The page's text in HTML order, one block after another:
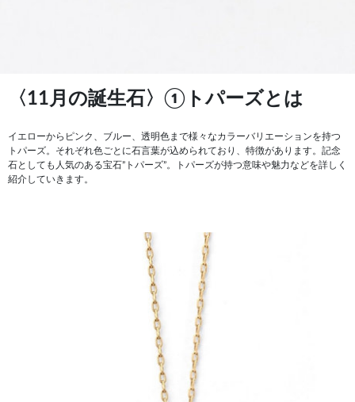
〈11月の誕生石〉①トパーズとは
イエローからピンク、ブルー、透明色まで様々なカラーバリエーションを持つ
トパーズ。それぞれ色ごとに石言葉が込められており、特徴があります。記念
石としても人気のある宝石”トパーズ”。トパーズが持つ意味や魅力などを詳しく
紹介していきます。